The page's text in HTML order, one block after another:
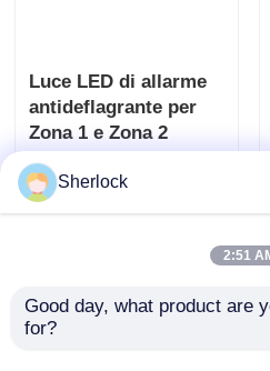
Luce LED di allarme
antideflagrante per
Zona 1 e Zona 2
Invia richiesta
Sherlock
2:51
Good day, what product are
for?